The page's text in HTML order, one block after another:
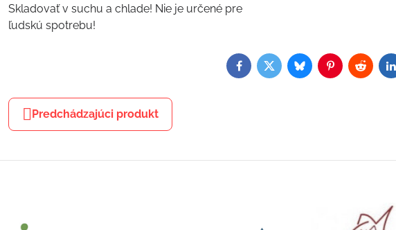
Skladovať v suchu a chlade! Nie je určené pre
ľudskú spotrebu!
Facebook
TwitterBlueskyPinterestReddit
Predchádzajúci produkt